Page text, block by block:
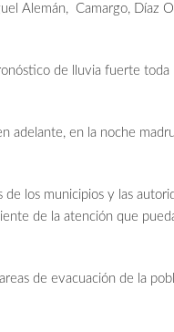
Alemán, Camargo, Díaz
de lluvia fuerte
en la noche
los municipios y las
de la atención que
de evacuación de la